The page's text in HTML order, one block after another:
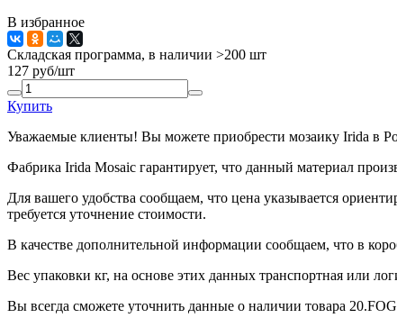
В избранное
Складская программа, в наличии >200 шт
127 руб/шт
Купить
Уважаемые клиенты! Вы можете приобрести мозаику Irida в
Фабрика Irida Mosaic гарантирует, что данный материал
Для вашего удобства сообщаем, что цена указывается
требуется уточнение стоимости.
В качестве дополнительной информации сообщаем, что в
Вес упаковки кг, на основе этих данных транспортная или
Вы всегда сможете уточнить данные о наличии товара